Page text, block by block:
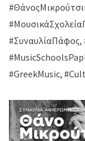
#GreekMusic,